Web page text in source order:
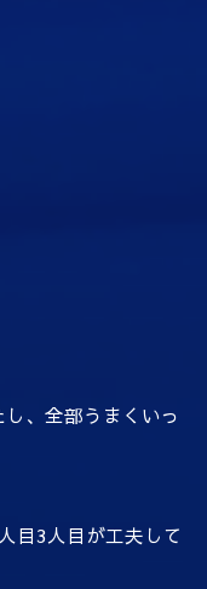
、全部うまくいっ
目3人目が工夫して